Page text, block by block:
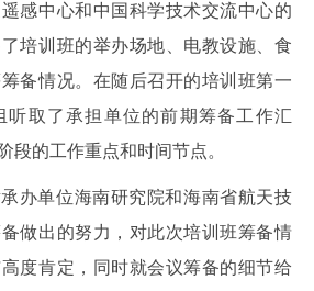
感中心和中国科学技术交流中心的
培训班的举办场地、电教设施、食
备情况。在随后召开的培训班第一
听取了承担单位的前期筹备工作汇
段的工作重点和时间节点。
办单位海南研究院和海南省航天技
做出的努力，对此次培训班筹备情
度肯定，同时就会议筹备的细节给